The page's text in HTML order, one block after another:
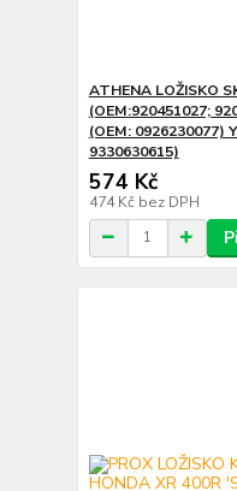
ATHENA LOŽISKO
(OEM:920451027;
(OEM: 0926230077)
9330630615)
574 Kč
474 Kč bez DPH